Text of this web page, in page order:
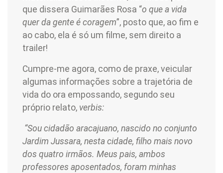
que dissera Guimarães Rosa “o que a vida
quer da gente é coragem”, posto que, ao fim e
ao cabo, ela é só um filme, sem direito a
trailer!
Cumpre-me agora, como de praxe, veicular
algumas informações sobre a trajetória de
vida do ora empossando, segundo seu
próprio relato, verbis:
“Sou cidadão aracajuano, nascido no conjunto
Jardim Jussara, nesta cidade, filho mais novo
dos quatro irmãos. Meus pais, ambos
professores aposentados, foram minhas